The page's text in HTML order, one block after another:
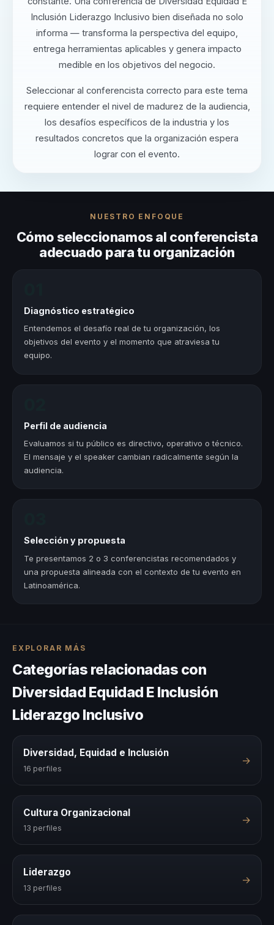
Inclusión Liderazgo Inclusivo bien diseñada no solo
informa — transforma la perspectiva del equipo,
entrega herramientas aplicables y genera impacto
medible en los objetivos del negocio.
Seleccionar al conferencista correcto para este tema
requiere entender el nivel de madurez de la audiencia,
los desafíos específicos de la industria y los
resultados concretos que la organización espera
lograr con el evento.
NUESTRO ENFOQUE
Cómo seleccionamos al conferencista
adecuado para tu organización
Diagnóstico estratégico
Entendemos el desafío real de tu organización, los
objetivos del evento y el momento que atraviesa tu
equipo.
Perfil de audiencia
Evaluamos si tu público es directivo, operativo o técnico.
El mensaje y el speaker cambian radicalmente según la
audiencia.
Selección y propuesta
Te presentamos 2 o 3 conferencistas recomendados y
una propuesta alineada con el contexto de tu evento en
Latinoamérica.
EXPLORAR MÁS
Categorías relacionadas con
Diversidad Equidad E Inclusión
Liderazgo Inclusivo
Diversidad, Equidad e Inclusión
16 perfiles
→
Cultura Organizacional
13 perfiles
→
Liderazgo
13 perfiles
→